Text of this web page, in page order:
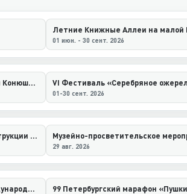
01 июн. - 30 сент. 2026
Летние Книжные Аллеи на малой Конюшенной улице 2026
01-30 сент. 2026
Фестиваль исторической реконструкции «Таежная застава»
29 авг. 2026
Легкоатлетический забег «Международный Когалымский полумарафон»